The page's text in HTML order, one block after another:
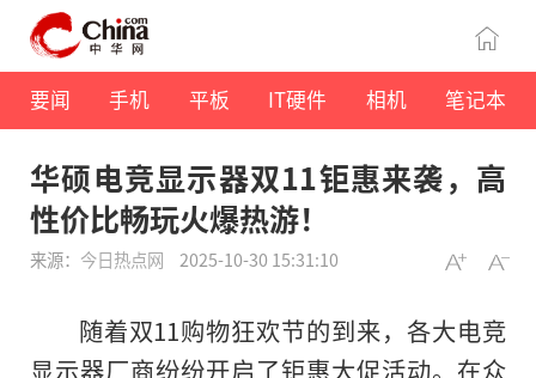
要闻 手机 平板 IT硬件 相机 笔记本
华硕电竞显示器双11钜惠来袭，高
性价比畅玩火爆热游！
来源： 今日热点网 2025-10-30 15:31:10
随着双11购物狂欢节的到来，各大电竞
显示器厂商纷纷开启了钜惠大促活动。在众